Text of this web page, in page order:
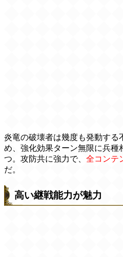
炎竜の破壊者は幾度も発動する
め、強化効果ターン無限に兵種
つ。攻防共に強力で、 全コンテ
だ。
高い継戦能力が魅力